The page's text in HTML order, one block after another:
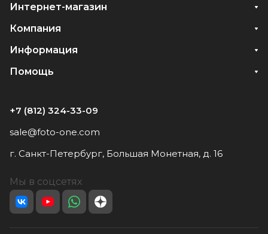
Интернет-магазин
Компания
Информация
Помощь
+7 (812) 324-33-09
sale@foto-one.com
г. Санкт-Петербург, Большая Монетная, д. 16
Мы в соцсетях